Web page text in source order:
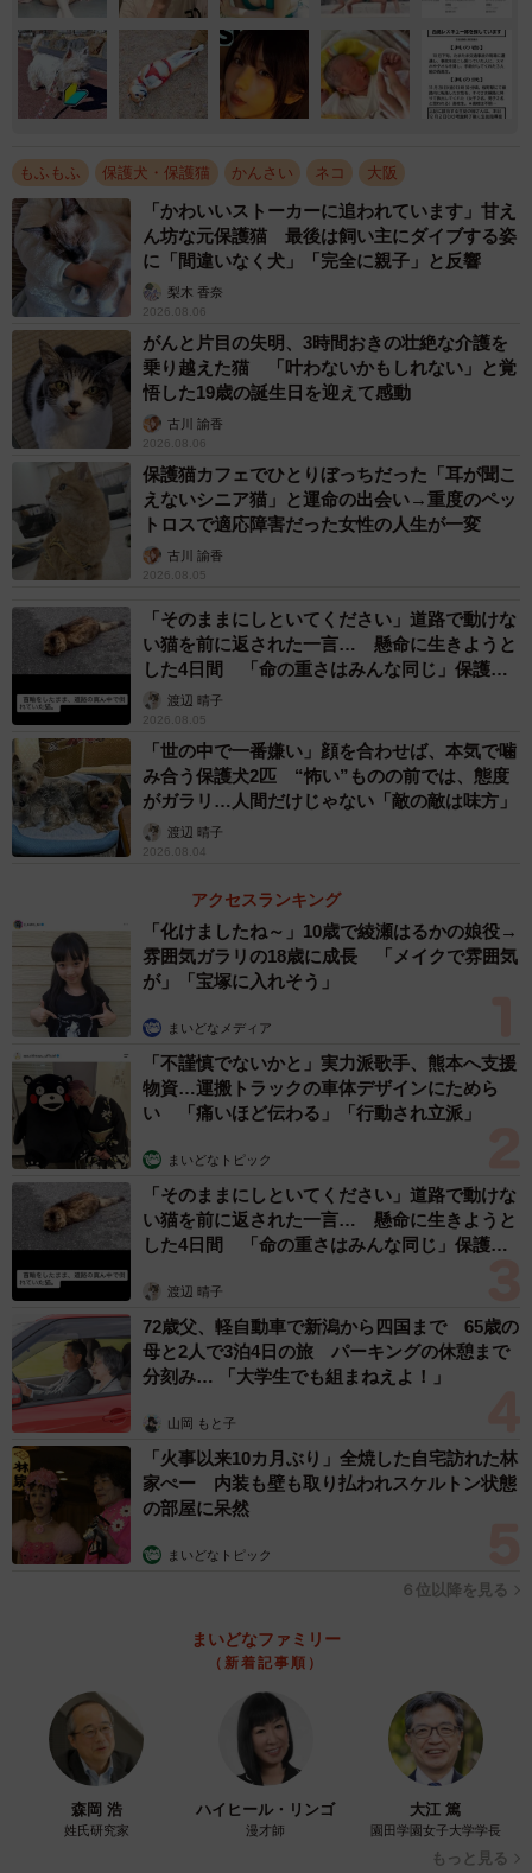
もふもふ 保護犬・保護猫 かんさい ネコ 大阪
「かわいいストーカーに追われています」甘え
ん坊な元保護猫 最後は飼い主にダイブする姿
に「間違いなく犬」「完全に親子」と反響
梨木 香奈
2026.08.06
がんと片目の失明、3時間おきの壮絶な介護を
乗り越えた猫 「叶わないかもしれない」と覚
悟した19歳の誕生日を迎えて感動
古川 諭香
2026.08.06
保護猫カフェでひとりぼっちだった「耳が聞こ
えないシニア猫」と運命の出会い→重度のペッ
トロスで適応障害だった女性の人生が一変
古川 諭香
2026.08.05
「そのままにしといてください」道路で動けな
い猫を前に返された一言… 懸命に生きようと
した4日間 「命の重さはみんな同じ」保護団
体代表の訴え
渡辺 晴子
2026.08.05
「世の中で一番嫌い」顔を合わせば、本気で噛
み合う保護犬2匹 “怖い”ものの前では、態度
がガラリ…人間だけじゃない「敵の敵は味方」
渡辺 晴子
2026.08.04
アクセスランキング
「化けましたね～」10歳で綾瀬はるかの娘役→
雰囲気ガラリの18歳に成長 「メイクで雰囲気
が」「宝塚に入れそう」
まいどなメディア
「不謹慎でないかと」実力派歌手、熊本へ支援
物資…運搬トラックの車体デザインにためら
い 「痛いほど伝わる」「行動され立派」
まいどなトピック
「そのままにしといてください」道路で動けな
い猫を前に返された一言… 懸命に生きようと
した4日間 「命の重さはみんな同じ」保護団
渡辺 晴子
72歳父、軽自動車で新潟から四国まで 65歳の
母と2人で3泊4日の旅 パーキングの休憩まで
分刻み… 「大学生でも組まねえよ！」
山岡 もと子
「火事以来10カ月ぶり」全焼した自宅訪れた林
家ぺー 内装も壁も取り払われスケルトン状態
の部屋に呆然
まいどなトピック
６位以降を見る
まいどなファミリー
（新着記事順）
森岡 浩
姓氏研究家
ハイヒール・リンゴ
漫才師
大江 篤
園田学園女子大学学長
もっと見る